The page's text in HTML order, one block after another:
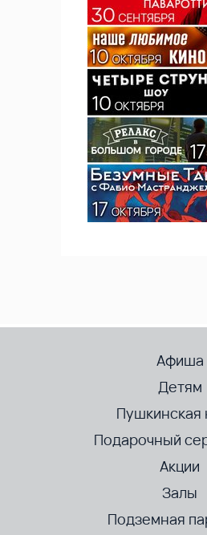
Афиша
Детям
Пушкинская
Подарочный
Акции
Залы
Подземная